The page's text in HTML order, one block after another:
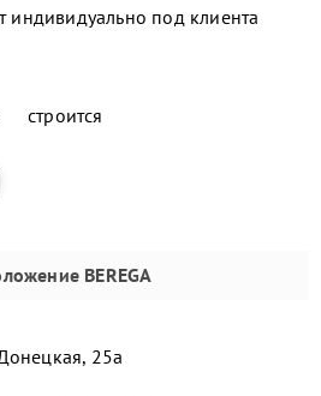
индивидуально под клиента
строится
BEREGA
25а